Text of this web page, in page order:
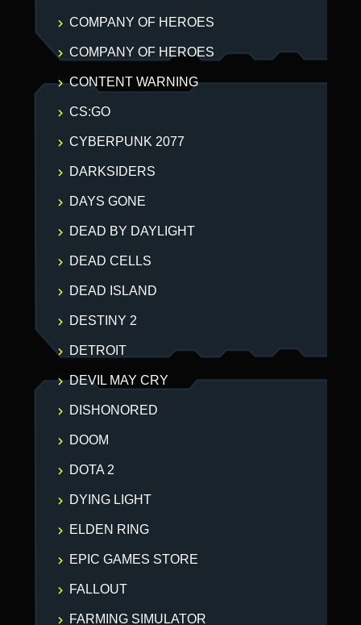
COMPANY OF HEROES
COMPANY OF HEROES
CONTENT WARNING
CS:GO
CYBERPUNK 2077
DARKSIDERS
DAYS GONE
DEAD BY DAYLIGHT
DEAD CELLS
DEAD ISLAND
DESTINY 2
DETROIT
DEVIL MAY CRY
DISHONORED
DOOM
DOTA 2
DYING LIGHT
ELDEN RING
EPIC GAMES STORE
FALLOUT
FARMING SIMULATOR